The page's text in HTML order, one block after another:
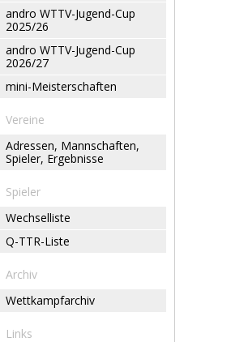
andro WTTV-Jugend-Cup
2025/26
andro WTTV-Jugend-Cup
2026/27
mini-Meisterschaften
Vereine
Adressen, Mannschaften,
Spieler, Ergebnisse
Spieler
Wechselliste
Q-TTR-Liste
Archiv
Wettkampfarchiv
Links